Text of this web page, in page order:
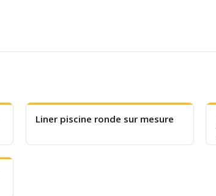
Liner piscine ronde sur mesure